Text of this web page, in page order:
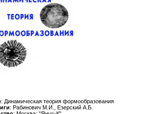
: Динамическая теория формообразования
: Рабинович М.И., Езерский А.Б.